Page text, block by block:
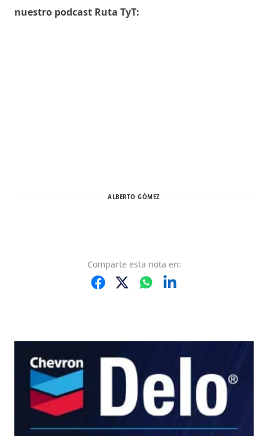
nuestro podcast Ruta TyT:
ALBERTO GÓMEZ
Comparte esta nota en: